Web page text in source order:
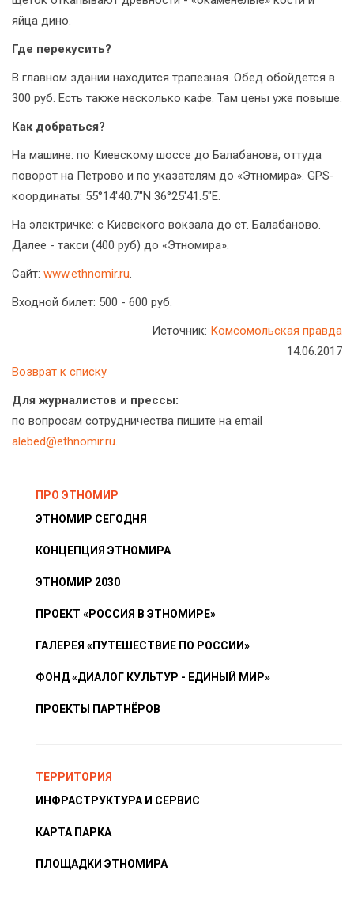
яйца дино.
Где перекусить?
В главном здании находится трапезная. Обед обойдется в
300 руб. Есть также несколько кафе. Там цены уже повыше.
Как добраться?
На машине: по Киевскому шоссе до Балабанова, оттуда
поворот на Петрово и по указателям до «Этномира». GPS-
координаты: 55°14'40.7"N 36°25'41.5"E.
На электричке: с Киевского вокзала до ст. Балабаново.
Далее - такси (400 руб) до «Этномира».
Сайт: www.ethnomir.ru.
Входной билет: 500 - 600 руб.
Источник: Комсомольская правда
14.06.2017
Возврат к списку
Для журналистов и прессы:
по вопросам сотрудничества пишите на email
alebed@ethnomir.ru.
ПРО ЭТНОМИР
ЭТНОМИР СЕГОДНЯ
КОНЦЕПЦИЯ ЭТНОМИРА
ЭТНОМИР 2030
ПРОЕКТ «РОССИЯ В ЭТНОМИРЕ»
ГАЛЕРЕЯ «ПУТЕШЕСТВИЕ ПО РОССИИ»
ФОНД «ДИАЛОГ КУЛЬТУР - ЕДИНЫЙ МИР»
ПРОЕКТЫ ПАРТНЁРОВ
ТЕРРИТОРИЯ
ИНФРАСТРУКТУРА И СЕРВИС
КАРТА ПАРКА
ПЛОЩАДКИ ЭТНОМИРА